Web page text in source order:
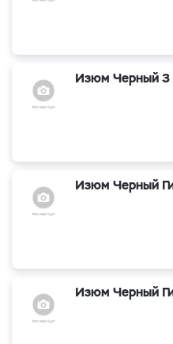
Изюм Черный 3
Изюм Черный
Изюм Черный